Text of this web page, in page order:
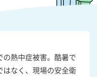
の熱中症被害。酷暑で
はなく、現場の安全衛